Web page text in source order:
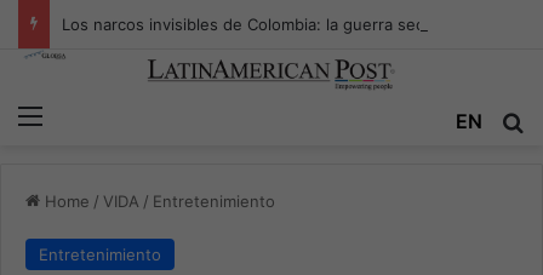
EN
Home / VIDA / Entretenimiento
Entretenimiento